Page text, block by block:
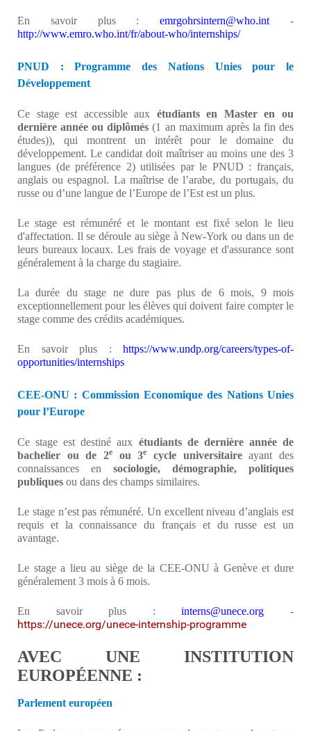
En savoir plus :emrgohrsintern@who.int -
http://www.emro.who.int/fr/about-who/internships/
PNUD : Programme des Nations Unies pour le
Développement
Ce stage est accessible aux étudiants en Master en ou
dernière année ou diplômés(1 an maximum après la fin des
études)), qui montrent un intérêt pour le domaine du
développement. Le candidat doit maîtriser au moins une des 3
langues (de préférence 2) utilisées par le PNUD : français,
anglais ou espagnol. La maîtrise de l’arabe, du portugais, du
russe ou d’une langue de l’Europe de l’Est est un plus.
Le stage est rémunéré et le montant est fixé selon le lieu
d'affectation. Il se déroule au siège à New-York ou dans un de
leurs bureaux locaux. Les frais de voyage et d'assurance sont
généralement à la charge du stagiaire.
La durée du stage ne dure pas plus de 6 mois, 9 mois
exceptionnellement pour les élèves qui doivent faire compter le
stage comme des crédits académiques.
En savoir plus : https://www.undp.org/careers/types-of-
opportunities/internships
CEE-ONU : Commission Economique des Nations Unies
pour l’Europe
Ce stage est destiné aux étudiants de dernière année de
bachelier ou de 2e ou 3e cycle universitaireayant des
connaissances en sociologie, démographie, politiques
publiques ou dans des champs similaires.
Le stage n’est pas rémunéré. Un excellent niveau d’anglais est
requis et la connaissance du français et du russe est un
avantage.
Le stage a lieu au siège de la CEE-ONU à Genève et dure
généralement 3 mois à 6 mois.
En savoir plus :interns@unece.org -
https://unece.org/unece-internship-programme
AVEC UNE INSTITUTION
EUROPÉENNE :
Parlement européen